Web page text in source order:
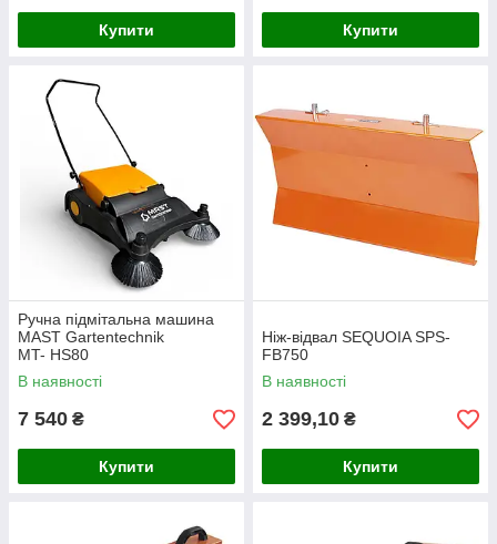
Купити Купити
Ручна підмітальна машина
MAST Gartentechnik
MT- HS80
В наявності
7 540 ₴
Купити
Ніж-відвал SEQUOIA SPS-
FB750
В наявності
2 399,10 ₴
Купити